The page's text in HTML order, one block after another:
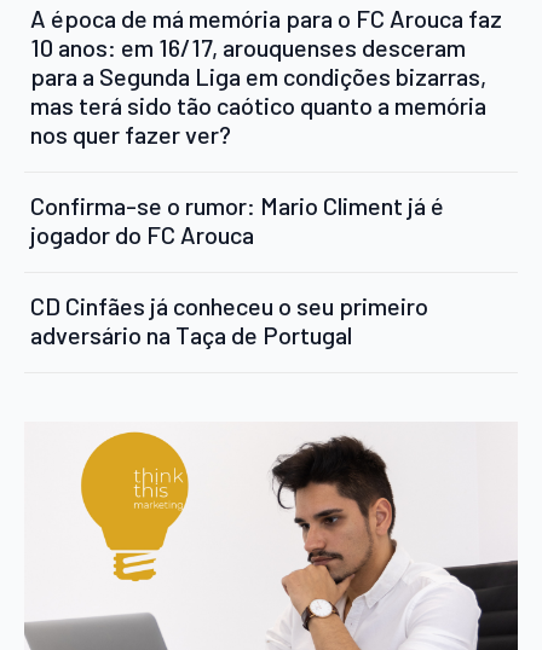
A época de má memória para o FC Arouca faz
10 anos: em 16/17, arouquenses desceram
para a Segunda Liga em condições bizarras,
mas terá sido tão caótico quanto a memória
nos quer fazer ver?
Confirma-se o rumor: Mario Climent já é
jogador do FC Arouca
CD Cinfães já conheceu o seu primeiro
adversário na Taça de Portugal